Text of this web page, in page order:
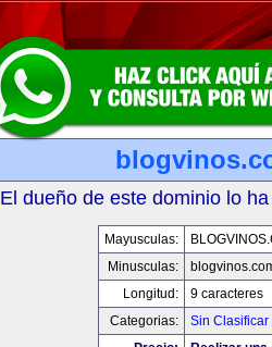
El dueño de este dominio lo
Mayusculas:
Minusculas:
Longitud:
9 caracteres
Categorias:
Sin Clasificar